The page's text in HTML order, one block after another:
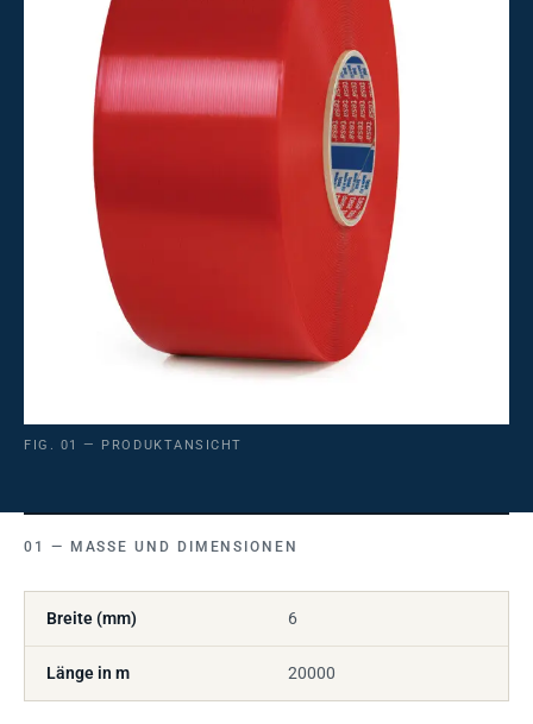
FIG. 01 — PRODUKTANSICHT
MASSE UND DIMENSIONEN
Breite (mm) 6
Länge in m 20000